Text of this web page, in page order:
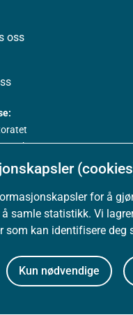
for å
samle statistikk. Vi
som kan identifisere deg
Kun nødvendige
oss
Skøyen